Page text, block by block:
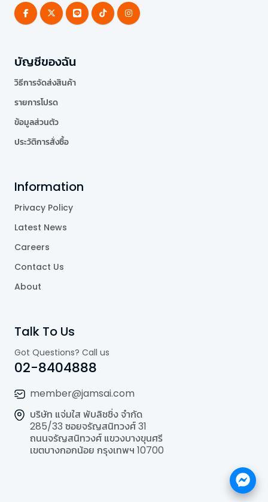
บัญชีของฉัน
วิธีการจัดส่งสินค้า
รายการโปรด
ข้อมูลส่วนตัว
ประวัติการสั่งซื้อ
Information
Privacy Policy
Latest News
Careers
Contact Us
About
Talk To Us
Got Questions? Call us
02-8404888
member@jamsai.com
บริษัท แจ่มใส พับลิชชิ่ง จำกัด
285/33 ซอยจรัญสนิทวงศ์ 31
ถนนจรัญสนิทวงศ์ แขวงบางขุนศรี
เขตบางกอกน้อย กรุงเทพฯ 10700